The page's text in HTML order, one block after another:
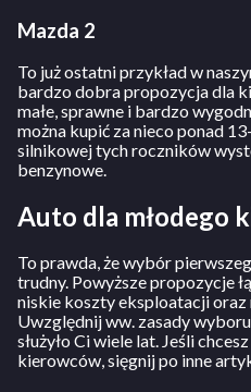
Mazda 2
To już ostatni przykład w
bardzo dobra propozycja dla
małe, sprawne i bardzo
można kupić za nieco ponad
silnikowej tych roczników
benzynowe.
Auto dla młodego
To prawda, że wybór
trudny. Powyższe propozycje
niskie koszty eksploatacji oraz
Uwzględnij ww. zasady
służyło Ci wiele lat. Jeśli
kierowców, sięgnij po inne